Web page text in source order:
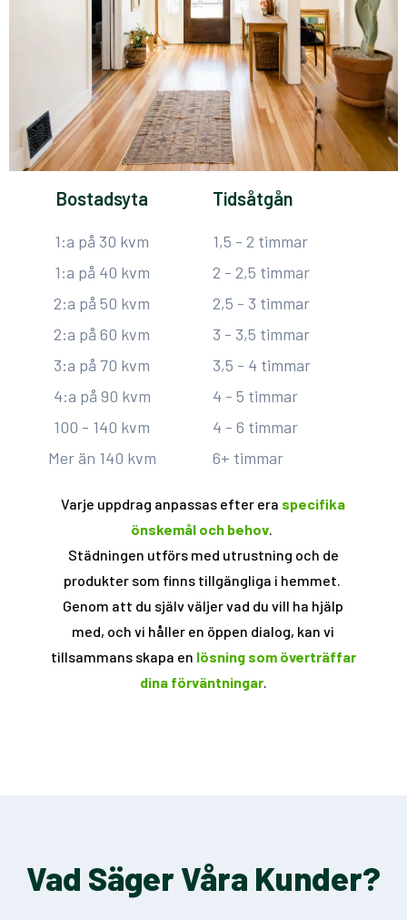
Bostadsyta
1:a på 30 kvm
1:a på 40 kvm
2:a på 50 kvm
2:a på 60 kvm
3:a på 70 kvm
4:a på 90 kvm
100 - 140 kvm
Mer än 140 kvm
Tidsåtgån
1,5 - 2 timmar
2 - 2,5 timmar
2,5 - 3 timmar
3 - 3,5 timmar
3,5 - 4 timmar
4 - 5 timmar
4 - 6 timmar
6+ timmar
Varje uppdrag anpassas efter era specifika
önskemål och behov
Städningen utförs med utrustning och de
produkter som finns tillgängliga i hemmet.
Genom att du själv väljer vad du vill ha hjälp
med, och vi håller en öppen dialog, kan vi
tillsammans skapa en lösning som överträffar
dina förväntningar.
Vad Säger Våra Kunder?